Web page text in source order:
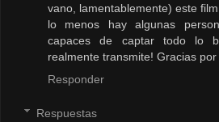
vano, lamentablemente) este
lo menos hay algunas
capaces de captar todo lo
realmente transmite! Gracias
Responder
Respuestas